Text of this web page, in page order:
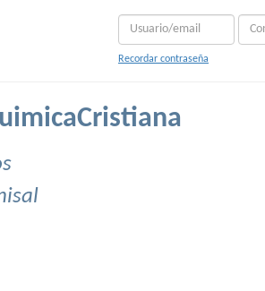
Recordar contraseña